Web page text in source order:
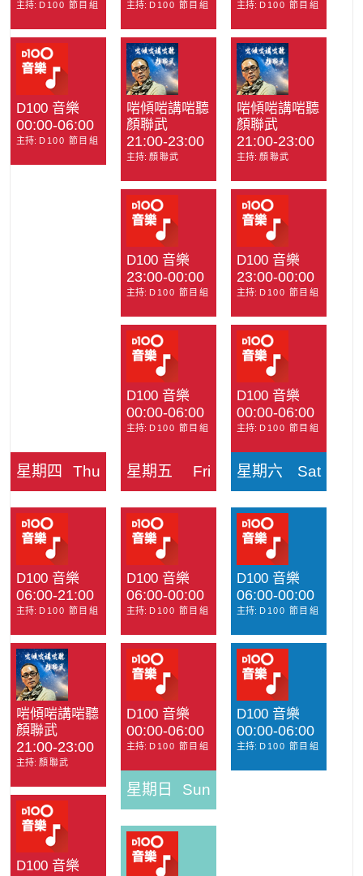
主持: D100 節目組
D100 音樂
00:00-06:00
主持: D100 節目組
主持: D100 節目組
啱傾啱講啱聽
顏聯武
21:00-23:00
主持: 顏聯武
D100 音樂
23:00-00:00
主持: D100 節目組
D100 音樂
00:00-06:00
主持: D100 節目組
主持: D100 節目組
啱傾啱講啱聽
顏聯武
21:00-23:00
主持: 顏聯武
D100 音樂
23:00-00:00
主持: D100 節目組
D100 音樂
00:00-06:00
主持: D100 節目組
星期四 Thu
D100 音樂
06:00-21:00
主持: D100 節目組
啱傾啱講啱聽
顏聯武
21:00-23:00
主持: 顏聯武
D100 音樂
星期五 Fri
D100 音樂
06:00-00:00
主持: D100 節目組
D100 音樂
00:00-06:00
主持: D100 節目組
星期六 Sat
D100 音樂
06:00-00:00
主持: D100 節目組
D100 音樂
00:00-06:00
主持: D100 節目組
星期日 Sun